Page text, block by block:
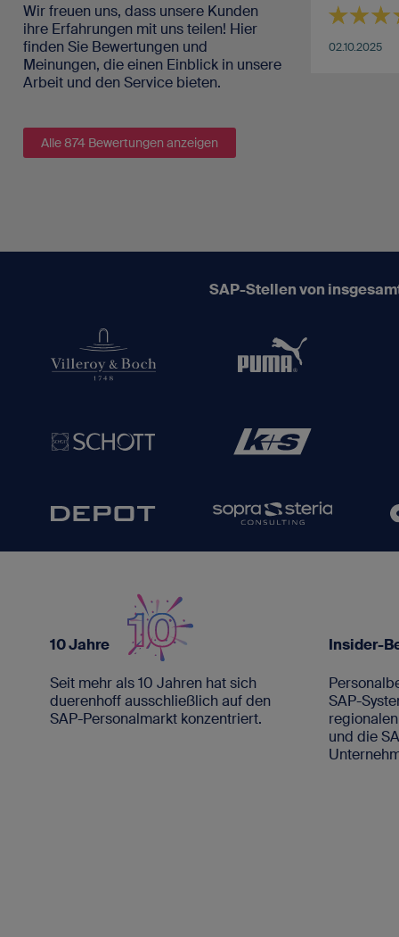
Wir freuen uns, dass unsere Kunden
ihre Erfahrungen mit uns teilen! Hier
finden Sie Bewertungen und
Meinungen, die einen Einblick in unsere
Arbeit und den Service bieten.
Alle 874 Bewertungen anzeigen
02.10.2025
SAP-Stellen von
10 Jahre
Seit mehr als 10 Jahren hat sich
duerenhoff ausschließlich auf den
SAP-Personalmarkt konzentriert.
Insider-
SAP-
und die